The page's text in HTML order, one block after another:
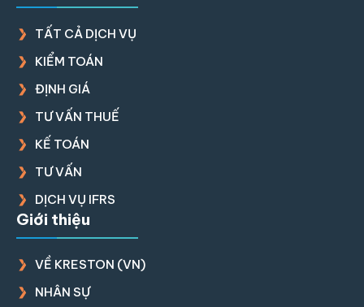
TẤT CẢ DỊCH VỤ
KIỂM TOÁN
ĐỊNH GIÁ
TƯ VẤN THUẾ
KẾ TOÁN
TƯ VẤN
DỊCH VỤ IFRS
Giới thiệu
VỀ KRESTON (VN)
NHÂN SỰ